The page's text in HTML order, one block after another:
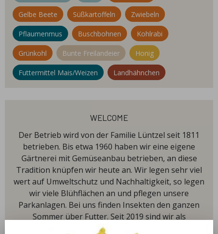
Gelbe Beete Süßkartoffeln Zwiebeln
Pflaumenmus Buschbohnen Kohlrabi
Grünkohl Bunte Freilandeier Honig
Futtermittel Mais/Weizen Landhähnchen
welcome
Der Betrieb wird von der Familie Lüntzel seit 1811
betrieben. Bis etwa 1960 haben wir eine eigene
Gärtnerei mit Gemüseanbau betrieben, an diese
Tradition knüpfen wir heute an. Wir legen sehr viel
wert auf Umweltschutz und Nachhaltigkeit, so legen
wir viele Blühflächen an und pflegen unsere
Parkanlagen. Bei uns finden Insekten den ganzen
Sommer über Futter. Seit 2019 sind wir als
Bienenfreundlicher Betrieb zertifiziert. Unser Mott